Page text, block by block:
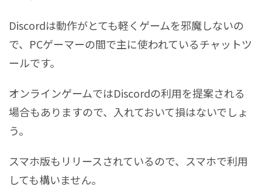
Discordは動作がとても軽くゲームを邪魔しないの
で、PCゲーマーの間で主に使われているチャットツ
ールです。
オンラインゲームではDiscordの利用を提案される
場合もありますので、入れておいて損はないでしょ
う。
スマホ版もリリースされているので、スマホで利用
しても構いません。